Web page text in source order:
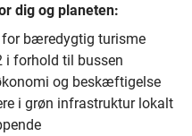
dig og planeten:
for bæredygtig turisme
i forhold til bussen
og beskæftigelse
i grøn infrastruktur lokalt